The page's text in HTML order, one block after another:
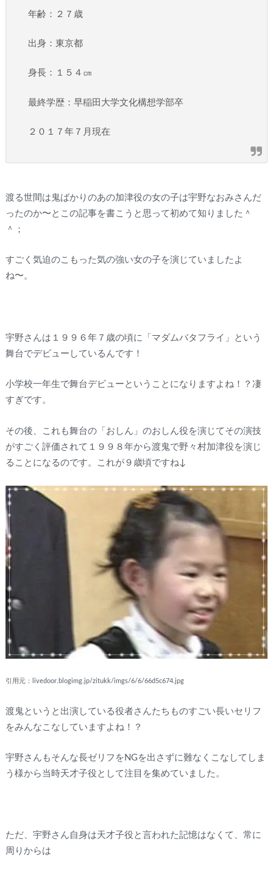
年齢：２７歳
出身：東京都
身長：１５４㎝
最終学歴：早稲田大学文化構想学部卒
２０１７年７月現在
渡る世間は鬼ばかりのあの加津役の女の子は宇野なおみさんだ
ったのか〜とこの記事を書こうと思って初めて知りました＾
＾；
すごく気迫のこもった気の強い女の子を演じていましたよ
ね〜。
宇野さんは１９９６年７歳の頃に「マダムバタフライ」という
舞台でデビューしているんです！
小学校一年生で舞台デビューということになりますよね！？凄
すぎです。
その後、これも舞台の「おしん」のおしん役を演じてその演技
がすごく評価されて１９９８年から渡鬼で野々村加津役を演じ
ることになるのです。これが９歳頃ですね↓
引用元：livedoor.blogimg.jp/zitukk/imgs/6/6/66d5c674.jpg
渡鬼というと出演している役者さんたちものすごい長いセリフ
をみんなこなしていますよね！？
宇野さんもそんな長ゼリフをNGを出さずに難なくこなしてしま
う様から当時天才子役として注目を集めていました。
ただ、宇野さん自身は天才子役と言われた記憶はなくて、常に
周りからは